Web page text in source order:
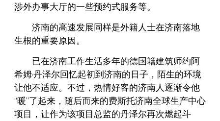
涉外办事大厅的一些预约式服务等。
济南的高速发展同样是外籍人士在济南落地
生根的重要原因。
已在济南工作生活多年的德国籍建筑师约阿
希姆·丹泽尔回忆起初到济南的日子，陌生的环境
让他不适应。不过，热情好客的济南人逐渐令他
“暖”了起来，随后而来的费斯托济南全球生产中心
项目，让作为该项目总监的丹泽尔再次燃起斗